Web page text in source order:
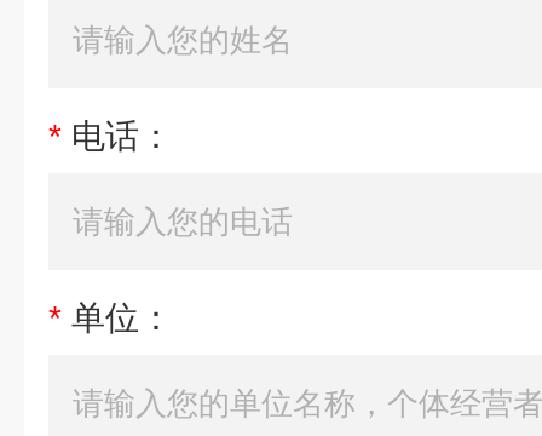
* 电话：
* 单位：